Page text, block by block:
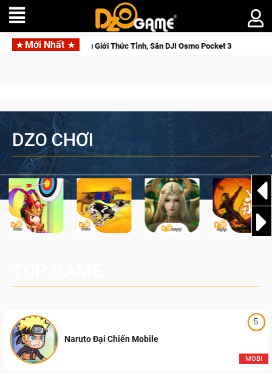
Mới Nhất
Cửu Giới Thức Tỉnh, Săn DJI Osmo Pocket 3 Ngay Hôm Nay
DZO CHƠI
5
MOBI
Naruto Đại Chiến Mobile